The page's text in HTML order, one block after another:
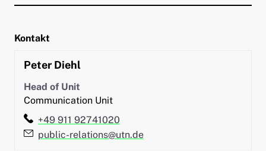
Kontakt
Peter Diehl
Head of Unit
Communication Unit
Telefon:
+49 911 92741020
E-Mail:public-relations@utn.de